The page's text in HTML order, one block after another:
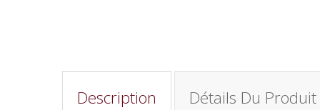
Description Détails Du Produit